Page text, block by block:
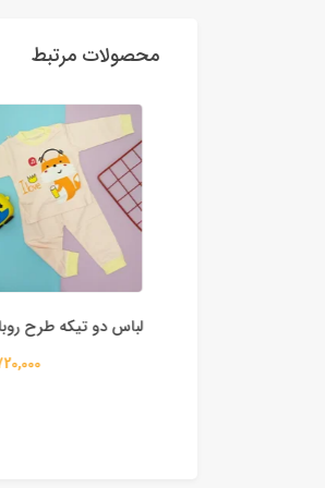
محصولات مرتبط
لباس دو تیکه طرح روباه
720,000 تومان